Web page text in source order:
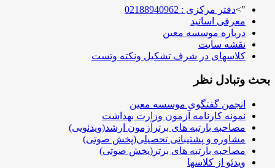
">دفتر مرکزی : 02188940962
معرفی اساتید
درباره موسسه معین
نقشه سایت
کلاسهای در شرف تشکیل ونکته وتست
بحث وتبادل نظر
انجمن گفتگوی موسسه معین
نمونه کارنامه آزمون وزارت بهداشت
مصاحبه بارتبه های برترآزمون ارشد(ویدئویی)
مشاوره و پشتیبانی تحصیلی(پخش صوتی)
مصاحبه بارتبه های برتر(پخش صوتی)
ویدئو از کلاسها